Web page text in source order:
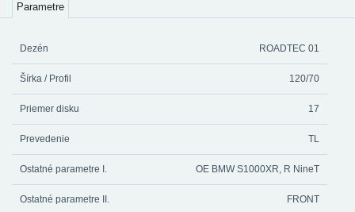
Parametre
Dezén ROADTEC 01
Šírka / Profil 120/70
Priemer disku 17
Prevedenie TL
Ostatné parametre I. OE BMW S1000XR, R NineT
Ostatné parametre II. FRONT